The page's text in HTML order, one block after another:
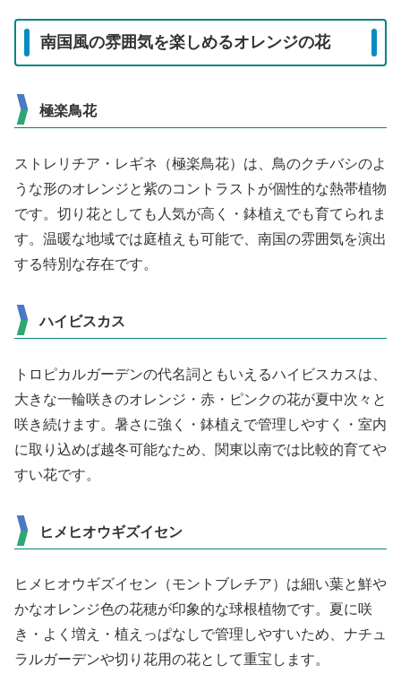
南国風の雰囲気を楽しめるオレンジの花
極楽鳥花
ストレリチア・レギネ（極楽鳥花）は、鳥のクチバシのよ
うな形のオレンジと紫のコントラストが個性的な熱帯植物
です。切り花としても人気が高く・鉢植えでも育てられま
す。温暖な地域では庭植えも可能で、南国の雰囲気を演出
する特別な存在です。
ハイビスカス
トロピカルガーデンの代名詞ともいえるハイビスカスは、
大きな一輪咲きのオレンジ・赤・ピンクの花が夏中次々と
咲き続けます。暑さに強く・鉢植えで管理しやすく・室内
に取り込めば越冬可能なため、関東以南では比較的育てや
すい花です。
ヒメヒオウギズイセン
ヒメヒオウギズイセン（モントブレチア）は細い葉と鮮や
かなオレンジ色の花穂が印象的な球根植物です。夏に咲
き・よく増え・植えっぱなしで管理しやすいため、ナチュ
ラルガーデンや切り花用の花として重宝します。